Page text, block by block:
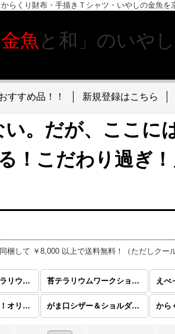
らくり財布・手描きＴシャツ・いやしの金魚を
金魚 と和」のいやし
すすめ品！！ 新規登録はこちら
い。だが、ここに
！こだわり過ぎ
梱して ￥8,000 以上で送料無料！（ただしクー
作製キット 苔テラリウム きんとと家オリジナル 苔テラリウムワークショップ日程・予約
きんととキャップ！オリジナル がま口シザー＆ショルダーバッグ。きんとと家オリジナル！ から